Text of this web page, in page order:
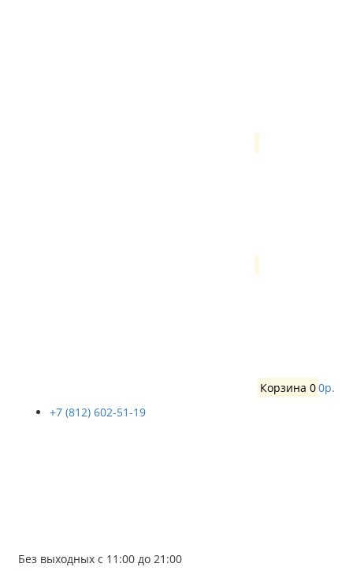
Корзина 00р.
+7 (812) 602-51-19
Без выходных с 11:00 до 21:00